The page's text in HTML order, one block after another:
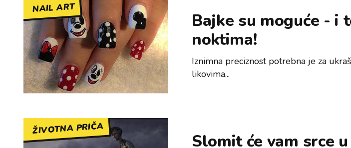
NAIL ART
Bajke su moguće - i
noktima!
Iznimna preciznost potrebna je za
likovima...
ŽIVOTNA PRIČA
Slomit će vam srce